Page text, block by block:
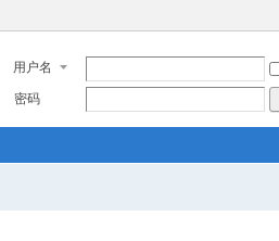
用户名
密码